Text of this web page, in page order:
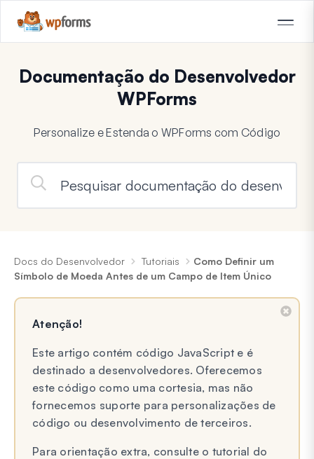
Documentação do Desenvolvedor
WPForms
Personalize e Estenda o WPForms com Código
Docs do Desenvolvedor Tutoriais
Como Definir um
Símbolo de Moeda Antes de um Campo de Item Único
Atenção!
Este artigo contém código JavaScript e é
destinado a desenvolvedores. Oferecemos
este código como uma cortesia, mas não
fornecemos suporte para personalizações de
código ou desenvolvimento de terceiros.
Para orientação extra, consulte o tutorial do